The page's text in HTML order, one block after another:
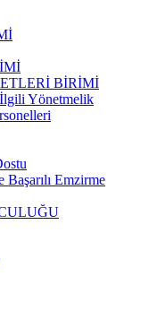
BİRİMİ
Yönetmelik
Emzirme